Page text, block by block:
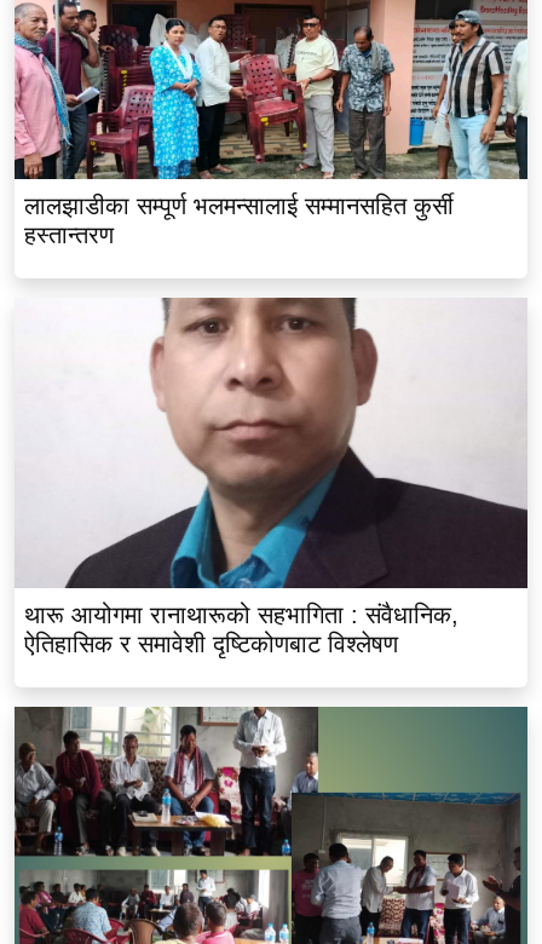
लालझाडीका सम्पूर्ण भलमन्सालाई सम्मानसहित कुर्सी
हस्तान्तरण
थारू आयोगमा रानाथारूको सहभागिता : संवैधानिक,
ऐतिहासिक र समावेशी दृष्टिकोणबाट विश्लेषण